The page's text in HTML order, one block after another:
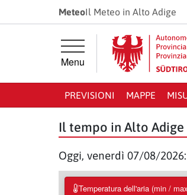
Vai direttamente alla navigazione principale
Vai direttamente al contenuto principale
MeteoIl Meteo in Alto Adige
Menu
PREVISIONI MAPPE
Il tempo in Alto Adige
Oggi, venerdì 07/08/
Temperatura dell'aria (min /